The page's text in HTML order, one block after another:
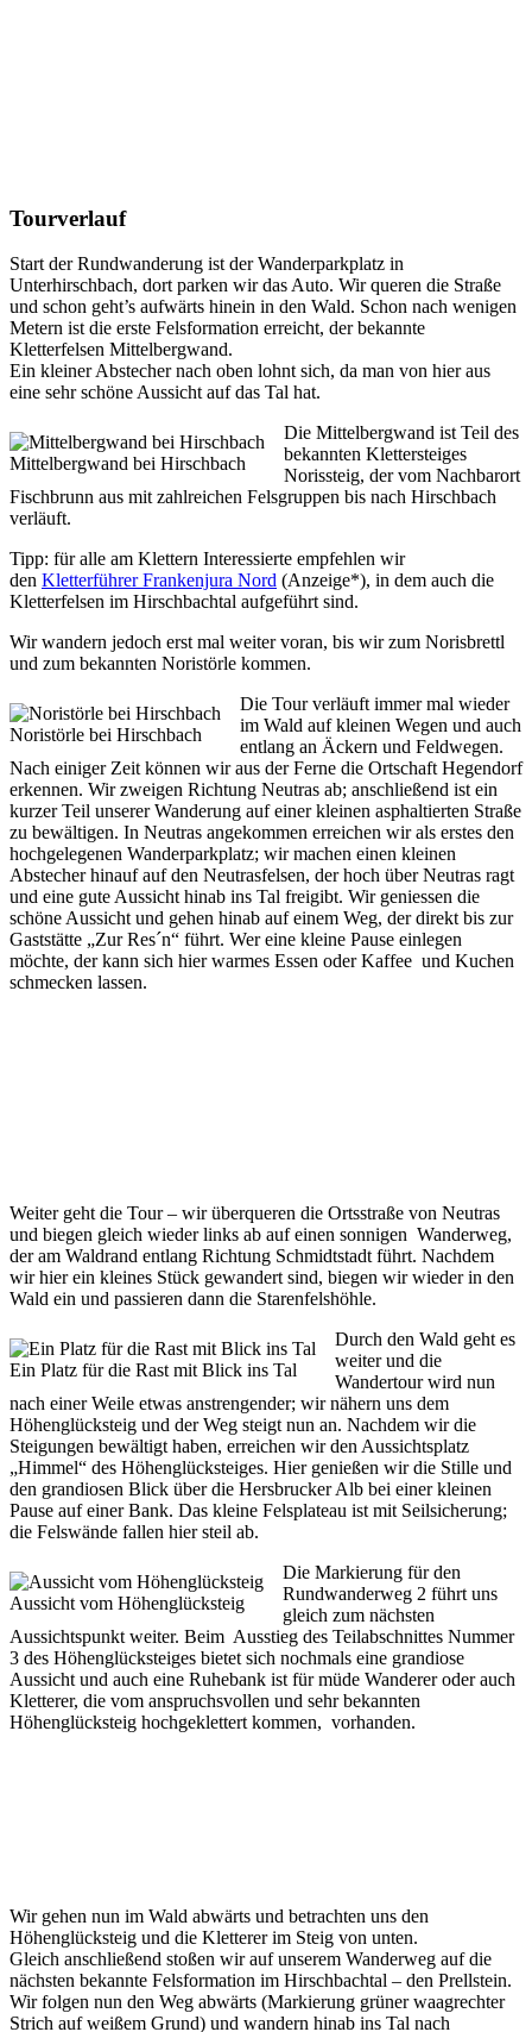
Tourverlauf
Start der Rundwanderung ist der Wanderparkplatz in
Unterhirschbach, dort parken wir das Auto. Wir queren die Straße
und schon geht’s aufwärts hinein in den Wald. Schon nach wenigen
Metern ist die erste Felsformation erreicht, der bekannte
Kletterfelsen Mittelbergwand.
Ein kleiner Abstecher nach oben lohnt sich, da man von hier aus
eine sehr schöne Aussicht auf das Tal hat.
Mittelbergwand bei Hirschbach
Die Mittelbergwand ist Teil des
bekannten Klettersteiges
Norissteig, der vom Nachbarort
Fischbrunn aus mit zahlreichen Felsgruppen bis nach Hirschbach
verläuft.
Tipp: für alle am Klettern Interessierte empfehlen wir
den Kletterführer Frankenjura Nord (Anzeige*), in dem auch die
Kletterfelsen im Hirschbachtal aufgeführt sind.
Wir wandern jedoch erst mal weiter voran, bis wir zum Norisbrettl
und zum bekannten Noristörle kommen.
Noristörle bei Hirschbach
Die Tour verläuft immer mal wieder
im Wald auf kleinen Wegen und auch
entlang an Äckern und Feldwegen.
Nach einiger Zeit können wir aus der Ferne die Ortschaft Hegendorf
erkennen. Wir zweigen Richtung Neutras ab; anschließend ist ein
kurzer Teil unserer Wanderung auf einer kleinen asphaltierten Straße
zu bewältigen. In Neutras angekommen erreichen wir als erstes den
hochgelegenen Wanderparkplatz; wir machen einen kleinen
Abstecher hinauf auf den Neutrasfelsen, der hoch über Neutras ragt
und eine gute Aussicht hinab ins Tal freigibt. Wir geniessen die
schöne Aussicht und gehen hinab auf einem Weg, der direkt bis zur
Gaststätte „Zur Res´n“ führt. Wer eine kleine Pause einlegen
möchte, der kann sich hier warmes Essen oder Kaffee und Kuchen
schmecken lassen.
Weiter geht die Tour – wir überqueren die Ortsstraße von Neutras
und biegen gleich wieder links ab auf einen sonnigen Wanderweg,
der am Waldrand entlang Richtung Schmidtstadt führt. Nachdem
wir hier ein kleines Stück gewandert sind, biegen wir wieder in den
Wald ein und passieren dann die Starenfelshöhle.
Ein Platz für die Rast mit Blick ins Tal
Durch den Wald geht es
weiter und die
Wandertour wird nun
nach einer Weile etwas anstrengender; wir nähern uns dem
Höhenglücksteig und der Weg steigt nun an. Nachdem wir die
Steigungen bewältigt haben, erreichen wir den Aussichtsplatz
„Himmel“ des Höhenglücksteiges. Hier genießen wir die Stille und
den grandiosen Blick über die Hersbrucker Alb bei einer kleinen
Pause auf einer Bank. Das kleine Felsplateau ist mit Seilsicherung;
die Felswände fallen hier steil ab.
Aussicht vom Höhenglücksteig
Die Markierung für den
Rundwanderweg 2 führt uns
gleich zum nächsten
Aussichtspunkt weiter. Beim Ausstieg des Teilabschnittes Nummer
3 des Höhenglücksteiges bietet sich nochmals eine grandiose
Aussicht und auch eine Ruhebank ist für müde Wanderer oder auch
Kletterer, die vom anspruchsvollen und sehr bekannten
Höhenglücksteig hochgeklettert kommen, vorhanden.
Wir gehen nun im Wald abwärts und betrachten uns den
Höhenglücksteig und die Kletterer im Steig von unten.
Gleich anschließend stoßen wir auf unserem Wanderweg auf die
nächsten bekannte Felsformation im Hirschbachtal – den Prellstein.
Wir folgen nun den Weg abwärts (Markierung grüner waagrechter
Strich auf weißem Grund) und wandern hinab ins Tal nach